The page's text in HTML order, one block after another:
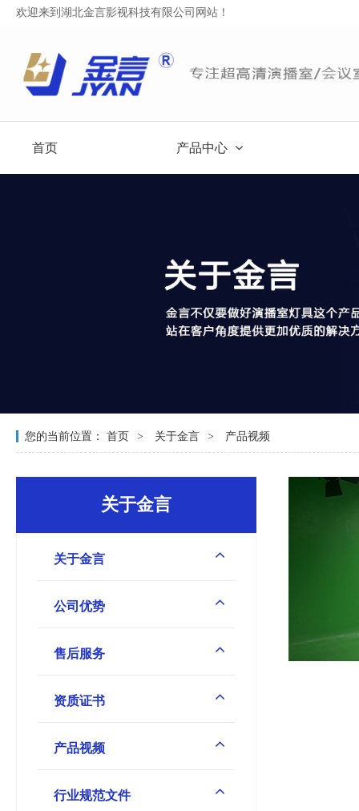
欢迎来到湖北金言影视科技有限公司网站！
首页 产品中心
您的当前位置： 首页 关于金言 产品视频
关于金言
关于金言
公司优势
售后服务
资质证书
产品视频
行业规范文件